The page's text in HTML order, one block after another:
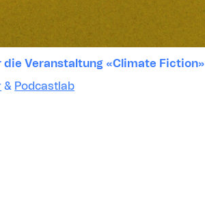
Veranstaltung «Climate Fiction»
& Podcastlab